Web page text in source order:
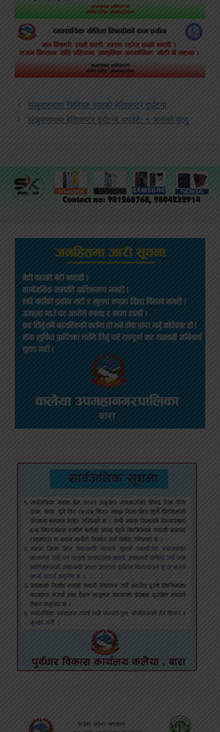
संखुवासभामा सिम्रिक एयरको हेलिकप्टर दुर्घटना
संखुवासभामा हेलिकप्टर दुर्घटना अपडेटे: १ जनाको मृत्यु